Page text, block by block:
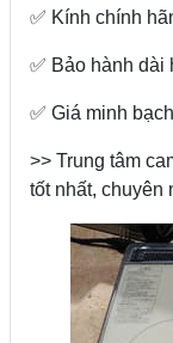
✅ Kính chính
✅ Bảo hành dài
✅ Giá minh
>> Trung tâm
tốt nhất, chuyên